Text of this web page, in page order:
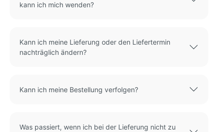
kann ich mich wenden?
Kann ich meine Lieferung oder den Liefertermin
nachträglich ändern?
Kann ich meine Bestellung verfolgen?
Was passiert, wenn ich bei der Lieferung nicht zu